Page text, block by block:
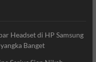
Headset di HP Samsung
Banget